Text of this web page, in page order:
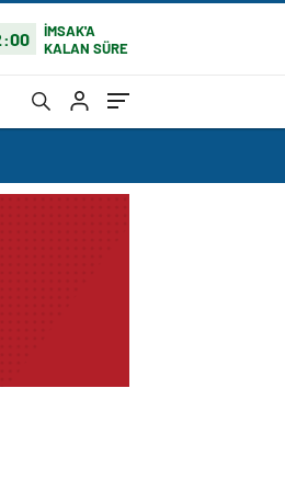
İMSAK'A
KALAN SÜRE